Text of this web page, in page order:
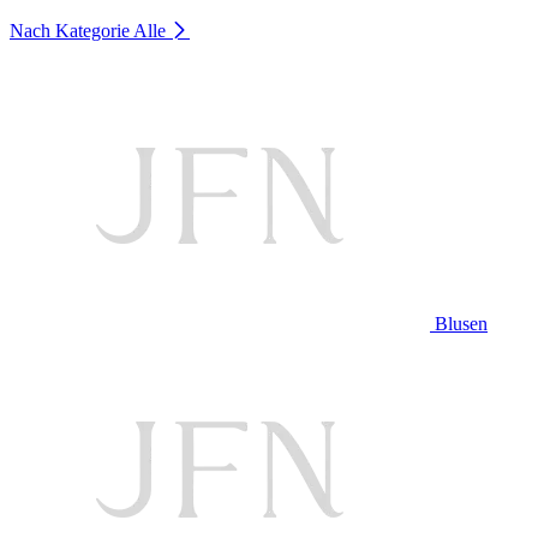
Nach Kategorie Alle
Blusen